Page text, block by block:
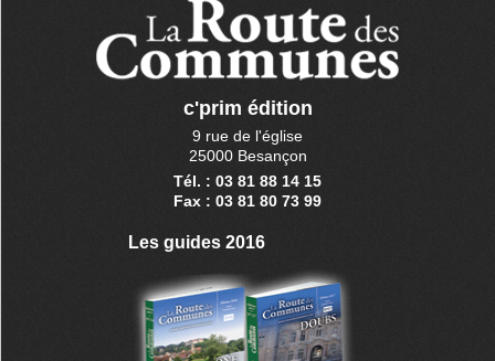
c'prim édition
9 rue de l'église
25000 Besançon
Tél. : 03 81 88 14 15
Fax : 03 81 80 73 99
Les guides 2016